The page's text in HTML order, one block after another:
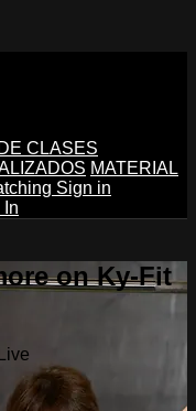
CLASES
MATERIAL
Sign in
In
on Ky-Fit